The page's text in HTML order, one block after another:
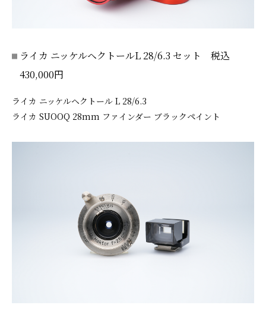
ライカ ニッケルヘクトールL 28/6.3 セット 税込
430,000円
ライカ ニッケルヘクトール L 28/6.3
ライカ SUOOQ 28mm ファインダー ブラックペイント